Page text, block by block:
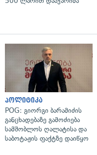
პოლიტიკა
POG: გიორგი ბარამიძის
განცხადებაზე გამოძიება
სამშობლოს ღალატისა და
საბოტაჟის ფაქტზე დაიწყო